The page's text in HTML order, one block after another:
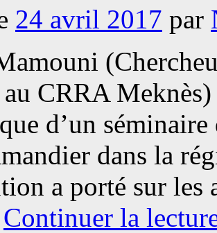
24 avril 2017 par
CRRA
d’un
dans la
a porté sur les
Continuer la